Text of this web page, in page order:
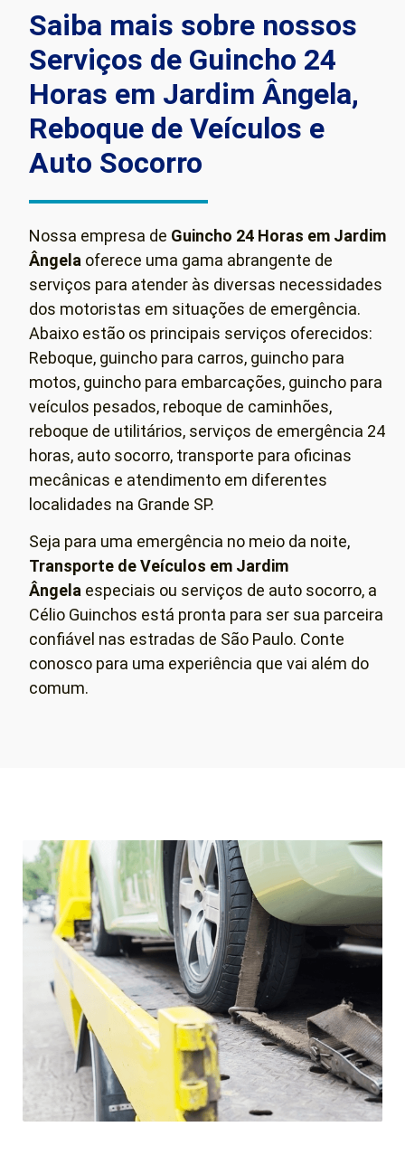
Saiba mais sobre nossos
Serviços de Guincho 24
Horas em Jardim Ângela,
Reboque de Veículos e
Auto Socorro
Nossa empresa de Guincho 24 Horas em Jardim
Ângela oferece uma gama abrangente de
serviços para atender às diversas necessidades
dos motoristas em situações de emergência.
Abaixo estão os principais serviços oferecidos:
Reboque, guincho para carros, guincho para
motos, guincho para embarcações, guincho para
veículos pesados, reboque de caminhões,
reboque de utilitários, serviços de emergência 24
horas, auto socorro, transporte para oficinas
mecânicas e atendimento em diferentes
localidades na Grande SP.
Seja para uma emergência no meio da noite,
Transporte de Veículos em Jardim
Ângela especiais ou serviços de auto socorro, a
Célio Guinchos está pronta para ser sua parceira
confiável nas estradas de São Paulo. Conte
conosco para uma experiência que vai além do
comum.